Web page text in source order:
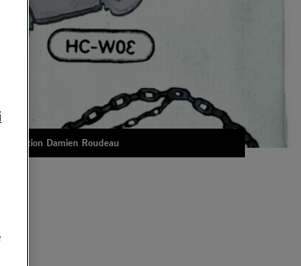
Illustration Damien Roudeau